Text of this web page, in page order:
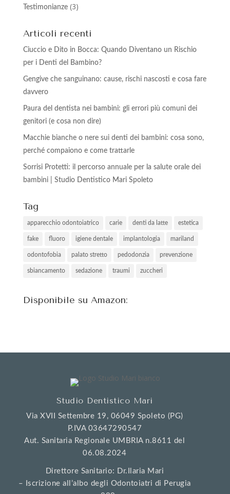
Testimonianze(3)
Articoli recenti
Ciuccio e Dito in Bocca: Quando Diventano un Rischio
per i Denti del Bambino?
Gengive che sanguinano: cause, rischi nascosti e cosa fare
davvero
Paura del dentista nei bambini: gli errori più comuni dei
genitori (e cosa non dire)
Macchie bianche o nere sui denti dei bambini: cosa sono,
perché compaiono e come trattarle
Sorrisi Protetti: il percorso annuale per la salute orale dei
bambini | Studio Dentistico Mari Spoleto
Tag
apparecchio odontoiatrico carie denti da latte estetica
fake fluoro igiene dentale implantologia mariland
odontofobia palato stretto pedodonzia prevenzione
sbiancamento sedazione traumi zuccheri
Disponibile su Amazon:
Studio Dentistico Mari
Via XVII Settembre 19, 06049 Spoleto (PG)
P.IVA 03647290547
Aut. Sanitaria Regionale UMBRIA n.8611 del
06.08.2024
Direttore Sanitario: Dr.Ilaria Mari
– Iscrizione all’albo degli Odontoiatri di Perugia